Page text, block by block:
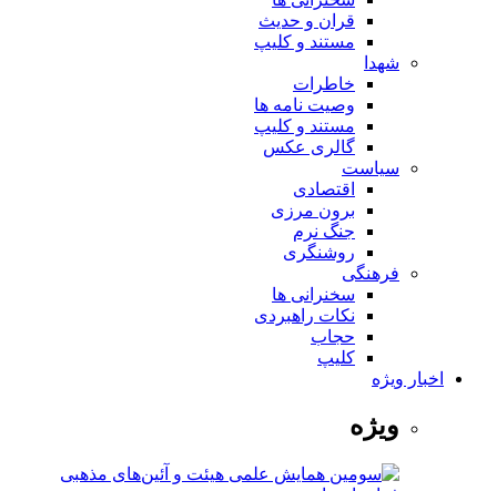
قران و حدیث
مستند و کلیپ
شهدا
خاطرات
وصیت نامه ها
مستند و کلیپ
گالری عکس
سیاست
اقتصادی
برون مرزی
جنگ نرم
روشنگری
فرهنگی
سخنرانی ها
نکات راهبردی
حجاب
کلیپ
اخبار ویژه
ویژه